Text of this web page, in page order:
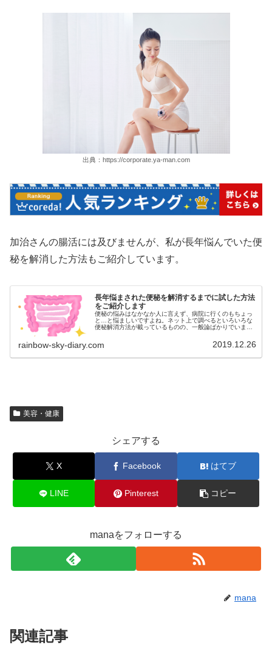
出典：https://corporate.ya-man.com
加治さんの腸活には及びませんが、私が長年悩んでいた便
秘を解消した方法もご紹介しています。
長年悩まされた便秘を解消するまでに試した方法
をご紹介します
便秘の悩みはなかなか人に言えず、病院に行くのもちょっ
と…と悩ましいですよね。ネット上で調べるといろいろな
便秘解消方法が載っているものの、一般論ばかりでいまい
至るまでに試した方法をご紹介します！体質により効果あ
るなしが異なるとは思いますが、何か参考になるものがあ
rainbow-sky-diary.com 2019.12.26
美容・健康
シェアする
X Facebook はてブ
LINE Pinterest コピー
manaをフォローする
mana
関連記事